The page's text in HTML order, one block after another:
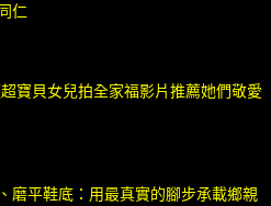
仁
寶貝女兒拍全家福影片推薦她們敬愛
磨平鞋底：用最真實的腳步承載鄉親